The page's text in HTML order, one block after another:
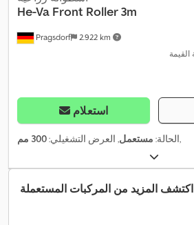
Pragsdorf 2.922 km
He-Va Front Roller 3m
استعلام
الحالة: مستعمل, العرض التشغيلي:300 مم ,
اكتشف المزيد من المركبات المستعملة